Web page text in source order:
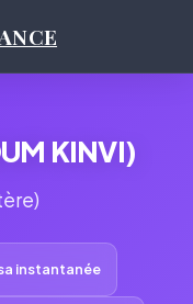
KINVI)
instantanée